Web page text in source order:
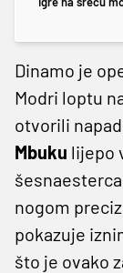
Dinamo je
Modri loptu
otvorili
Mbuku lijepo
nogom
pokazuje
što je ovako